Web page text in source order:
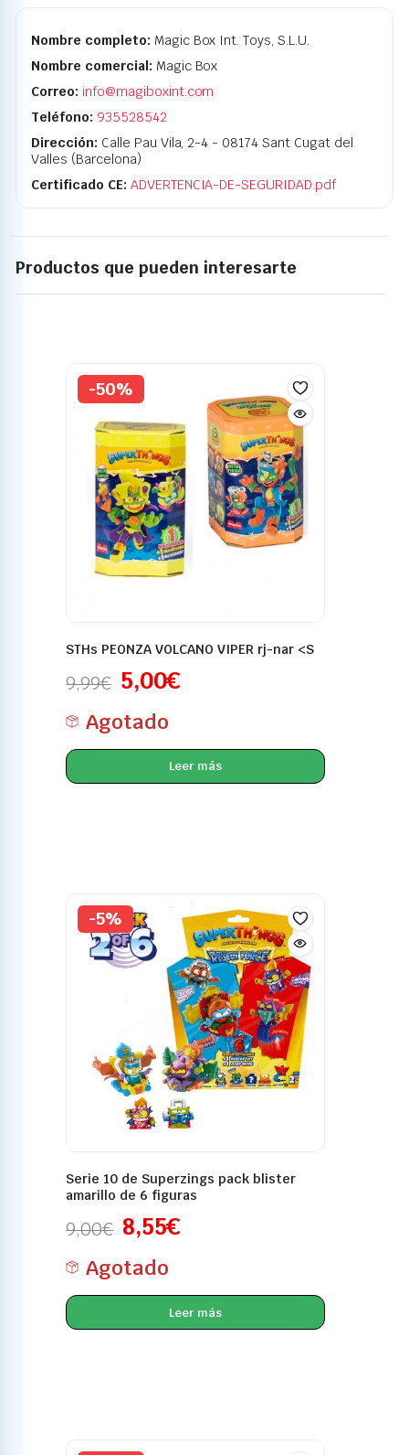
Nombre completo: Magic Box Int. Toys, S.L.U.
Nombre comercial: Magic Box
Correo: info@magiboxint.com
Teléfono: 935528542
Dirección: Calle Pau Vila, 2-4 - 08174 Sant Cugat del
Valles (Barcelona)
Certificado CE: ADVERTENCIA-DE-SEGURIDAD.pdf
Productos que pueden interesarte
-50%
STHs PEONZA VOLCANO VIPER rj-nar <S
9,99€ 5,00€
Agotado
Leer más
-5%
Serie 10 de Superzings pack blister
amarillo de 6 figuras
9,00€ 8,55€
Agotado
Leer más